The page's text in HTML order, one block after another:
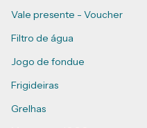
Vale presente - Voucher
Filtro de água
Jogo de fondue
Frigideiras
Grelhas